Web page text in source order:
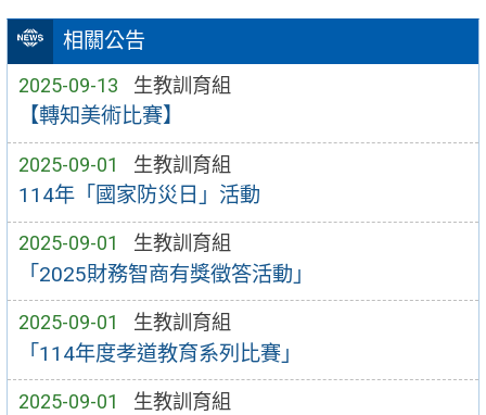
相關公告
2025-09-13 生教訓育組
【轉知美術比賽】
2025-09-01 生教訓育組
114年「國家防災日」活動
2025-09-01 生教訓育組
「2025財務智商有獎徵答活動」
2025-09-01 生教訓育組
「114年度孝道教育系列比賽」
2025-09-01 生教訓育組